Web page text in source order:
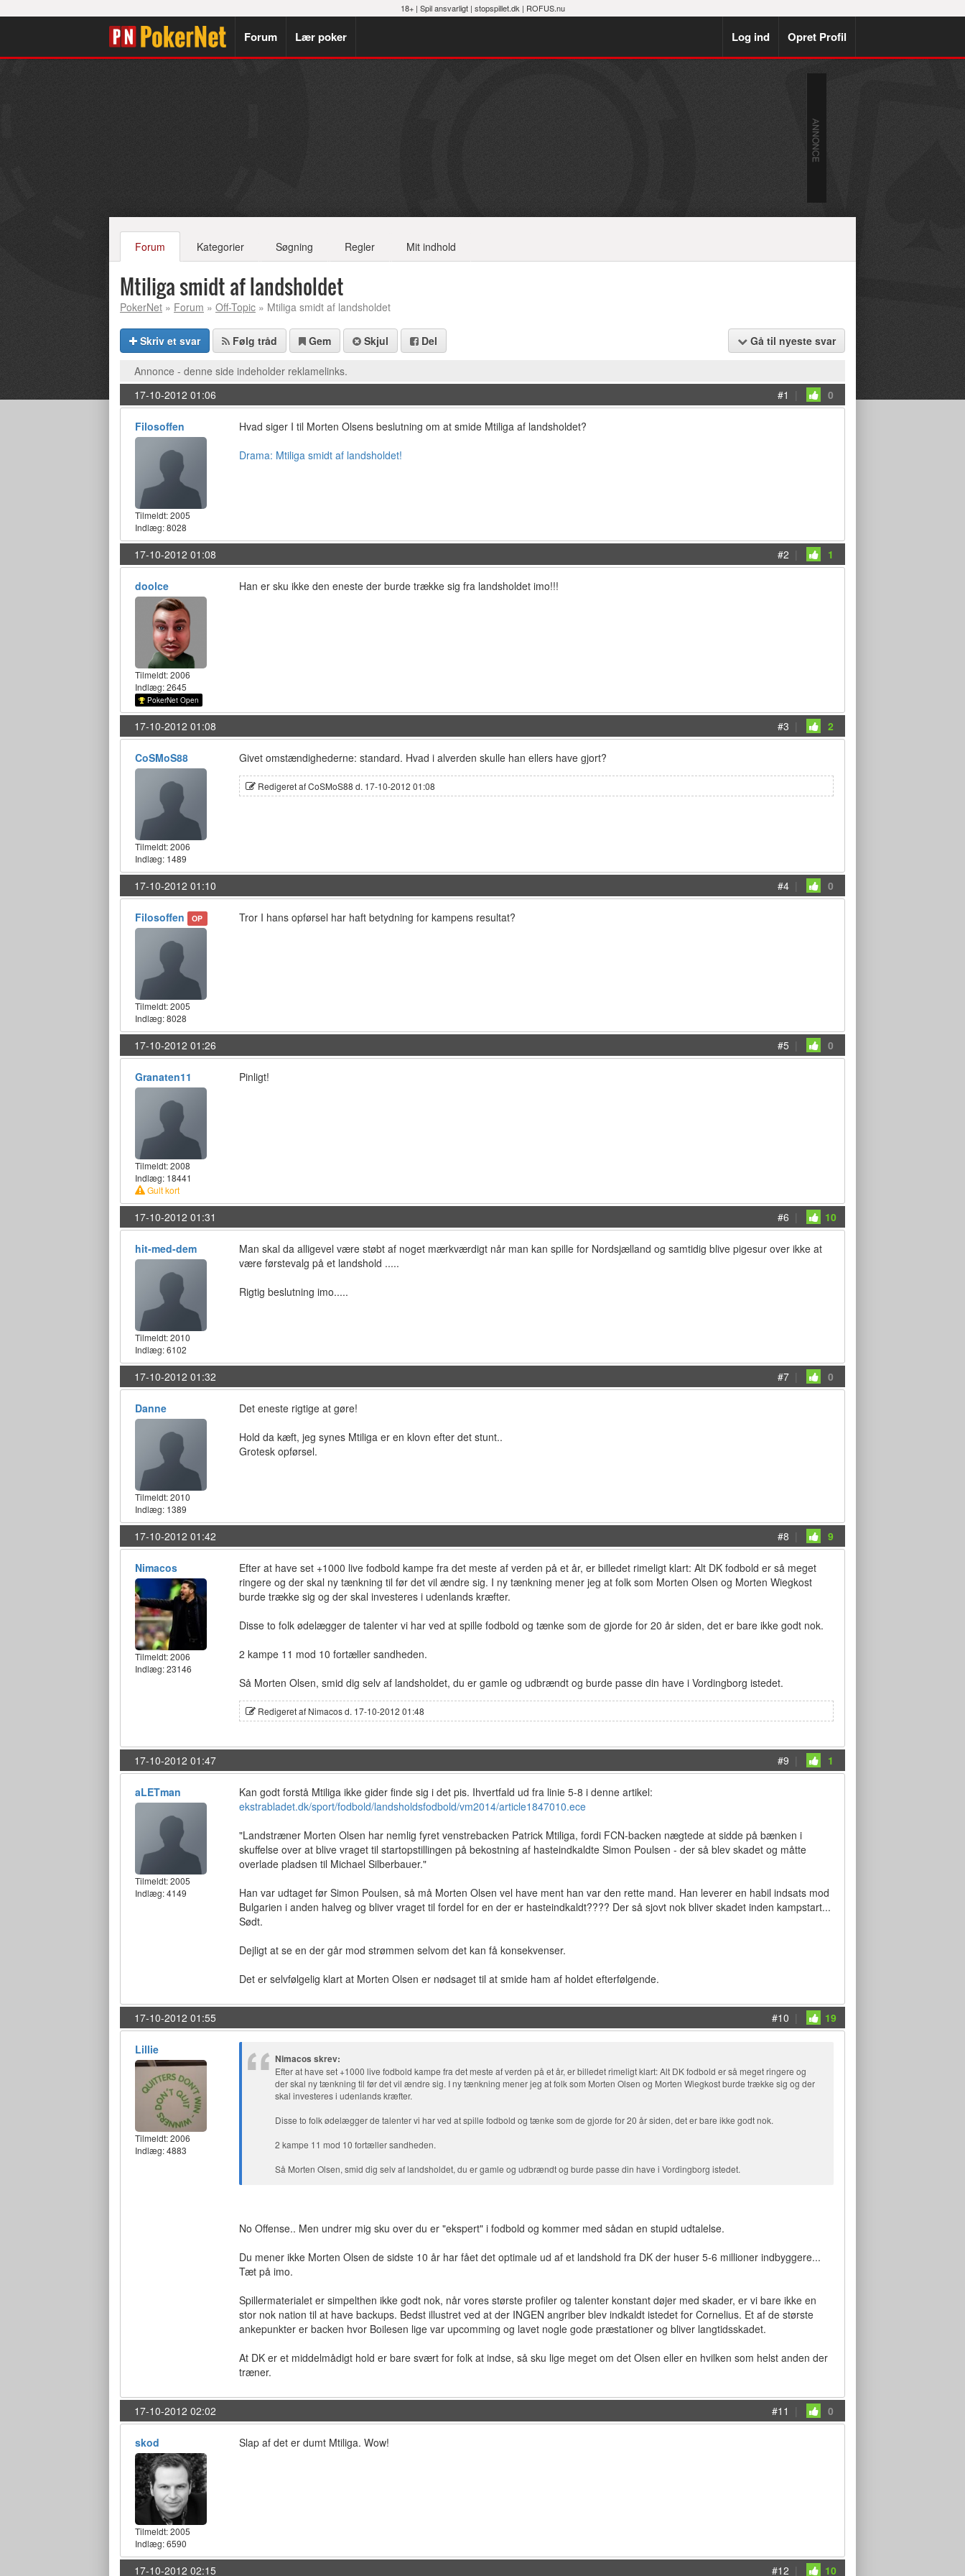
18+ | Spil ansvarligt| stopspillet.dk | ROFUS.nu
Forum Lær poker Log ind Opret Profil
Forum Kategorier Søgning Regler Mit indhold
Mtiliga smidt af landsholdet
PokerNet » Forum » Off-Topic » Mtiliga smidt af landsholdet
Skriv et svar Følg tråd Gem Skjul Del Gå til nyeste svar
Annonce - denne side indeholder reklamelinks.
17-10-2012 01:06
#1 | 0
Filosoffen
Tilmeldt:2005
Indlæg: 8028
Hvad siger I til Morten Olsens beslutning om at smide Mtiliga af landsholdet?
Drama: Mtiliga smidt af landsholdet!
17-10-2012 01:08 #2 | 1
doolce
Tilmeldt:2006
Indlæg: 2645
PokerNet Open
Han er sku ikke den eneste der burde trække sig fra landsholdet imo!!!
17-10-2012 01:08 #3 | 2
CoSMoS88
Tilmeldt:2006
Indlæg: 1489
Givet omstændighederne: standard. Hvad i alverden skulle han ellers have gjort?
Redigeret af CoSMoS88 d. 17-10-2012 01:08
17-10-2012 01:10 #4 | 0
Filosoffen OP
Tilmeldt:2005
Indlæg: 8028
Tror I hans opførsel har haft betydning for kampens resultat?
17-10-2012 01:26 #5 | 0
Granaten11
Tilmeldt:2008
Indlæg: 18441
Gult kort
Pinligt!
17-10-2012 01:31 #6 | 10
hit-med-dem
Tilmeldt:2010
Indlæg: 6102
Man skal da alligevel være støbt af noget mærkværdigt når man kan spille for Nordsjælland og samtidig blive pigesur over ikke at
være førstevalg på et landshold .....
Rigtig beslutning imo.....
17-10-2012 01:32 #7 | 0
Danne
Tilmeldt:2010
Indlæg: 1389
Det eneste rigtige at gøre!
Hold da kæft, jeg synes Mtiliga er en klovn efter det stunt..
Grotesk opførsel.
17-10-2012 01:42 #8 | 9
Nimacos
Tilmeldt:2006
Indlæg: 23146
Efter at have set +1000 live fodbold kampe fra det meste af verden på et år, er billedet rimeligt klart: Alt DK fodbold er så meget
ringere og der skal ny tænkning til før det vil ændre sig. I ny tænkning mener jeg at folk som Morten Olsen og Morten Wiegkost
burde trække sig og der skal investeres i udenlands kræfter.
Disse to folk ødelægger de talenter vi har ved at spille fodbold og tænke som de gjorde for 20 år siden, det er bare ikke godt nok.
2 kampe 11 mod 10 fortæller sandheden.
Så Morten Olsen, smid dig selv af landsholdet, du er gamle og udbrændt og burde passe din have i Vordingborg istedet.
Redigeret af Nimacos d. 17-10-2012 01:48
17-10-2012 01:47 #9 | 1
aLETman
Tilmeldt:2005
Indlæg: 4149
Kan godt forstå Mtiliga ikke gider finde sig i det pis. Ihvertfald ud fra linie 5-8 i denne artikel:
ekstrabladet.dk/sport/fodbold/landsholdsfodbold/vm2014/article1847010.ece
"Landstræner Morten Olsen har nemlig fyret venstrebacken Patrick Mtiliga, fordi FCN-backen nægtede at sidde på bænken i
skuffelse over at blive vraget til startopstillingen på bekostning af hasteindkaldte Simon Poulsen - der så blev skadet og måtte
overlade pladsen til Michael Silberbauer."
Han var udtaget før Simon Poulsen, så må Morten Olsen vel have ment han var den rette mand. Han leverer en habil indsats mod
Bulgarien i anden halveg og bliver vraget til fordel for en der er hasteindkaldt???? Der så sjovt nok bliver skadet inden kampstart...
Sødt.
Dejligt at se en der går mod strømmen selvom det kan få konsekvenser.
Det er selvfølgelig klart at Morten Olsen er nødsaget til at smide ham af holdet efterfølgende.
17-10-2012 01:55 #10 | 19
Lillie
Tilmeldt:2006
Indlæg: 4883
Nimacos skrev:
Efter at have set +1000 live fodbold kampe fra det meste af verden på et år, er billedet rimeligt klart: Alt DK fodbold er så meget ringere og
der skal ny tænkning til før det vil ændre sig. I ny tænkning mener jeg at folk som Morten Olsen og Morten Wiegkost burde trække sig og der
skal investeres i udenlands kræfter.
Disse to folk ødelægger de talenter vi har ved at spille fodbold og tænke som de gjorde for 20 år siden, det er bare ikke godt nok.
2 kampe 11 mod 10 fortæller sandheden.
Så Morten Olsen, smid dig selv af landsholdet, du er gamle og udbrændt og burde passe din have i Vordingborg istedet.
No Offense.. Men undrer mig sku over du er "ekspert" i fodbold og kommer med sådan en stupid udtalelse.
Du mener ikke Morten Olsen de sidste 10 år har fået det optimale ud af et landshold fra DK der huser 5-6 millioner indbyggere...
Tæt på imo.
Spillermaterialet er simpelthen ikke godt nok, når vores største profiler og talenter konstant døjer med skader, er vi bare ikke en
stor nok nation til at have backups. Bedst illustret ved at der INGEN angriber blev indkaldt istedet for Cornelius. Et af de største
ankepunkter er backen hvor Boilesen lige var upcomming og lavet nogle gode præstationer og bliver langtidsskadet.
At DK er et middelmådigt hold er bare svært for folk at indse, så sku lige meget om det Olsen eller en hvilken som helst anden der
træner.
17-10-2012 02:02 #11 | 0
skod
Tilmeldt:2005
Indlæg: 6590
Slap af det er dumt Mtiliga. Wow!
17-10-2012 02:15 #12 | 10